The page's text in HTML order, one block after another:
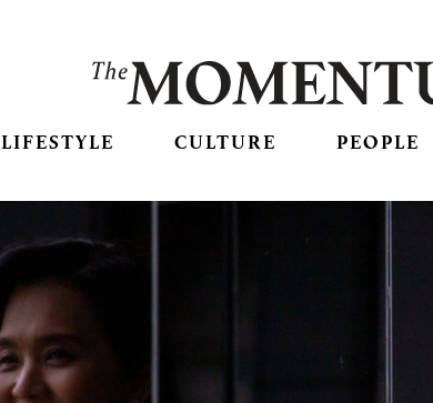
LIFESTYLE CULTURE PEOPLE